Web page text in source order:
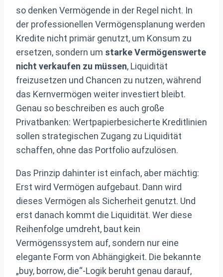
so denken Vermögende in der Regel nicht. In
der professionellen Vermögensplanung werden
Kredite nicht primär genutzt, um Konsum zu
ersetzen, sondern um starke Vermögenswerte
nicht verkaufen zu müssen, Liquidität
freizusetzen und Chancen zu nutzen, während
das Kernvermögen weiter investiert bleibt.
Genau so beschreiben es auch große
Privatbanken: Wertpapierbesicherte Kreditlinien
sollen strategischen Zugang zu Liquidität
schaffen, ohne das Portfolio aufzulösen.
Das Prinzip dahinter ist einfach, aber mächtig:
Erst wird Vermögen aufgebaut. Dann wird
dieses Vermögen als Sicherheit genutzt. Und
erst danach kommt die Liquidität. Wer diese
Reihenfolge umdreht, baut kein
Vermögenssystem auf, sondern nur eine
elegante Form von Abhängigkeit. Die bekannte
„buy, borrow, die“-Logik beruht genau darauf,